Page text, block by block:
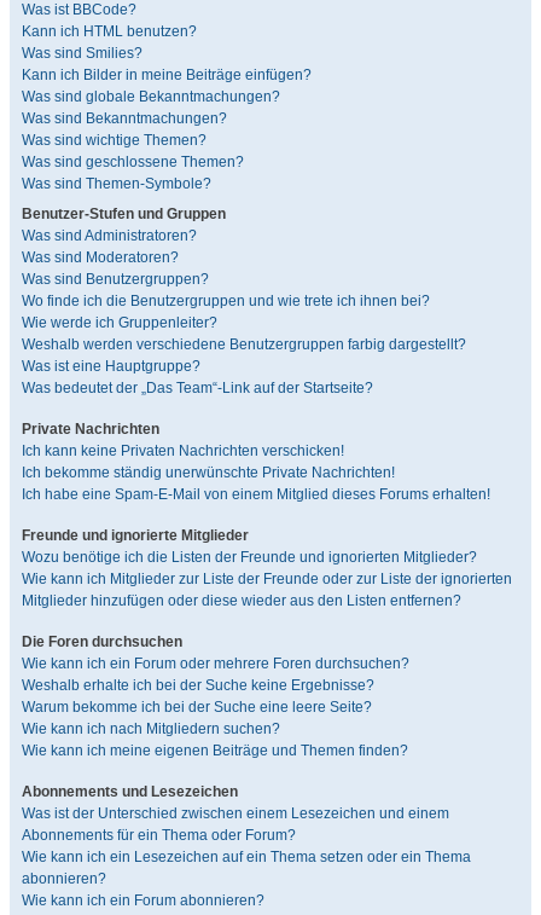
Was ist BBCode?
Kann ich HTML benutzen?
Was sind Smilies?
Kann ich Bilder in meine Beiträge einfügen?
Was sind globale Bekanntmachungen?
Was sind Bekanntmachungen?
Was sind wichtige Themen?
Was sind geschlossene Themen?
Was sind Themen-Symbole?
Benutzer-Stufen und Gruppen
Was sind Administratoren?
Was sind Moderatoren?
Was sind Benutzergruppen?
Wo finde ich die Benutzergruppen und wie trete ich ihnen bei?
Wie werde ich Gruppenleiter?
Weshalb werden verschiedene Benutzergruppen farbig dargestellt?
Was ist eine Hauptgruppe?
Was bedeutet der „Das Team“-Link auf der Startseite?
Private Nachrichten
Ich kann keine Privaten Nachrichten verschicken!
Ich bekomme ständig unerwünschte Private Nachrichten!
Ich habe eine Spam-E-Mail von einem Mitglied dieses Forums erhalten!
Freunde und ignorierte Mitglieder
Wozu benötige ich die Listen der Freunde und ignorierten Mitglieder?
Wie kann ich Mitglieder zur Liste der Freunde oder zur Liste der ignorierten
Mitglieder hinzufügen oder diese wieder aus den Listen entfernen?
Die Foren durchsuchen
Wie kann ich ein Forum oder mehrere Foren durchsuchen?
Weshalb erhalte ich bei der Suche keine Ergebnisse?
Warum bekomme ich bei der Suche eine leere Seite?
Wie kann ich nach Mitgliedern suchen?
Wie kann ich meine eigenen Beiträge und Themen finden?
Abonnements und Lesezeichen
Was ist der Unterschied zwischen einem Lesezeichen und einem
Abonnements für ein Thema oder Forum?
Wie kann ich ein Lesezeichen auf ein Thema setzen oder ein Thema
abonnieren?
Wie kann ich ein Forum abonnieren?